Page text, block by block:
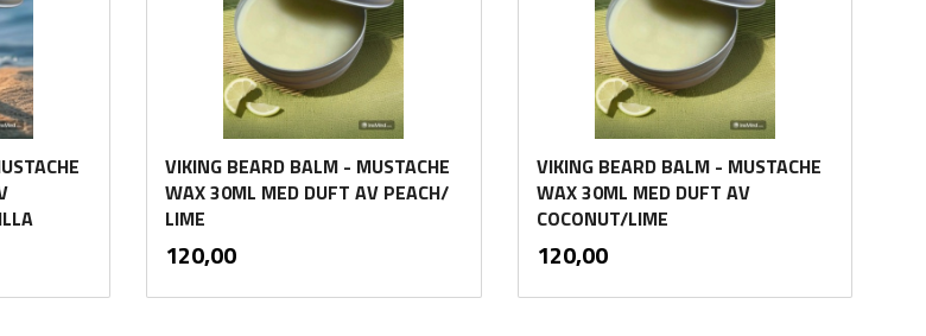
VIKING BEARD BALM - MUSTACHE
WAX 30ML MED DUFT AV PEACH/
LIME
Pris
120,00mva.
VIKING BEARD BALM - MUSTACHE
WAX 30ML MED DUFT AV
COCONUT/LIME
Pris
120,00mva.